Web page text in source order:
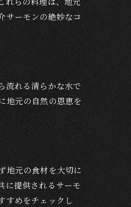
サーモンの絶妙なコ
流れる清らかな水で
地元の自然の恩恵を
地元の食材を大切に
に提供されるサーモ
すめをチェックし